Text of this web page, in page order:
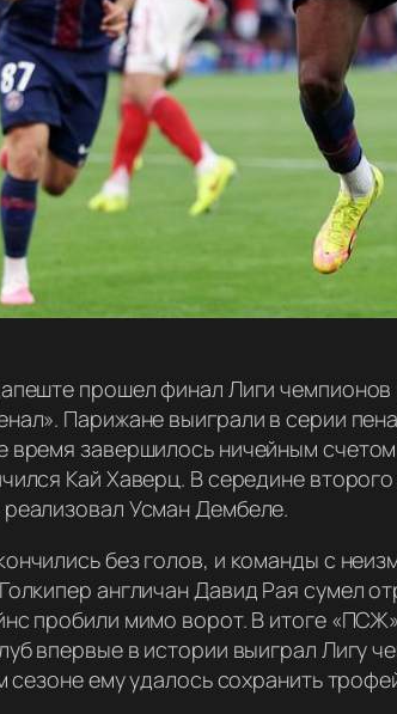
прошел финал Лиги
Парижане выиграли в серии
завершилось ничейным
Кай Хаверц. В середине
Усман Дембеле.
без голов, и команды с
англичан Давид Рая сумел
пробили мимо ворот. В итоге
впервые в истории выиграл Лигу
сезоне ему удалось сохранить